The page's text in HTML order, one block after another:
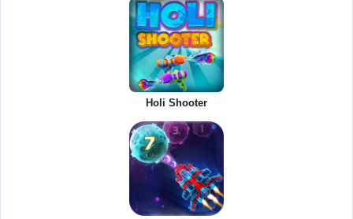
Holi Shooter